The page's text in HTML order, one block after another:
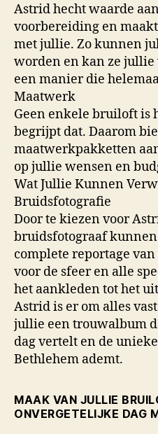
Astrid hecht waarde
voorbereiding en
met jullie. Zo kunnen
worden en kan ze jullie
een manier die
Maatwerk
Geen enkele bruiloft is
begrijpt dat. Daarom
maatwerkpakketten
op jullie wensen en
Wat Jullie Kunnen
Bruidsfotografie
Door te kiezen voor
bruidsfotograaf
complete reportage
voor de sfeer en alle
het aankleden tot het
Astrid is er om alles
jullie een trouwalbum
dag vertelt en de
Bethlehem ademt.
MAAK VAN JULLIE
ONVERGETELIJKE DAG